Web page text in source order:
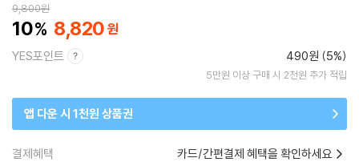
9,800원
10 8,820
YES포인트 490원 (5%)
5만원 이상 구매 시 2천원 추가 적립
앱 다운 시 1천원 상품권
결제혜택 카드/간편결제 혜택을 확인하세요